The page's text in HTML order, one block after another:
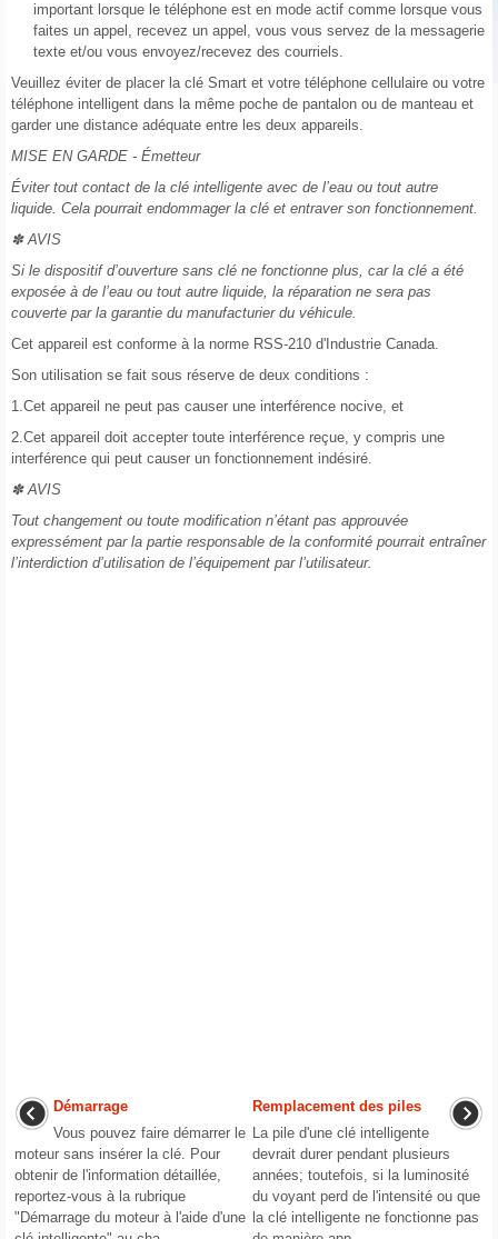
important lorsque le téléphone est en mode actif comme lorsque vous
faites un appel, recevez un appel, vous vous servez de la messagerie
texte et/ou vous envoyez/recevez des courriels.
Veuillez éviter de placer la clé Smart et votre téléphone cellulaire ou votre
téléphone intelligent dans la même poche de pantalon ou de manteau et
garder une distance adéquate entre les deux appareils.
MISE EN GARDE - Émetteur
Éviter tout contact de la clé intelligente avec de l’eau ou tout autre
liquide. Cela pourrait endommager la clé et entraver son fonctionnement.
✽ AVIS
Si le dispositif d’ouverture sans clé ne fonctionne plus, car la clé a été
exposée à de l’eau ou tout autre liquide, la réparation ne sera pas
couverte par la garantie du manufacturier du véhicule.
Cet appareil est conforme à la norme RSS-210 d'Industrie Canada.
Son utilisation se fait sous réserve de deux conditions :
1.Cet appareil ne peut pas causer une interférence nocive, et
2.Cet appareil doit accepter toute interférence reçue, y compris une
interférence qui peut causer un fonctionnement indésiré.
✽ AVIS
Tout changement ou toute modification n’étant pas approuvée
expressément par la partie responsable de la conformité pourrait entraîner
l’interdiction d’utilisation de l’équipement par l’utilisateur.
Démarrage
Vous pouvez faire démarrer le
moteur sans insérer la clé. Pour
obtenir de l'information détaillée,
reportez-vous à la rubrique
"Démarrage du moteur à l'aide d'une
Remplacement des piles
La pile d'une clé intelligente
devrait durer pendant plusieurs
années; toutefois, si la luminosité
du voyant perd de l'intensité ou que
la clé intelligente ne fonctionne pas